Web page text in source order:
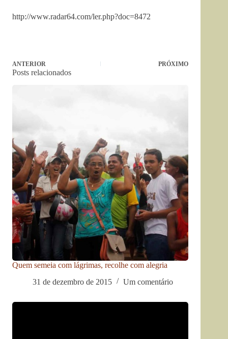
http://www.radar64.com/ler.php?doc=8472
ANTERIOR PRÓXIMO
Posts relacionados
Quem semeia com lágrimas, recolhe com alegria
31 de dezembro de 2015
Um comentário